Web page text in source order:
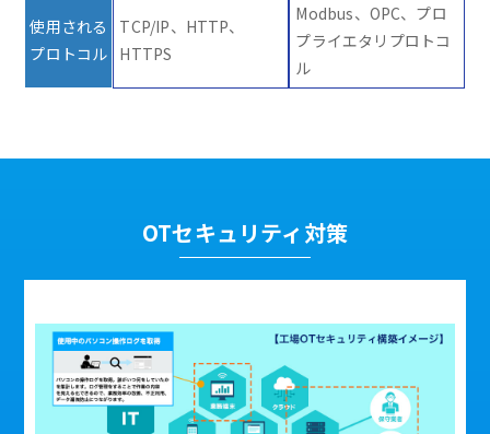
使用される
プロトコル
TCP/IP、HTTP、
HTTPS
Modbus、OPC、プロ
プライエタリプロトコ
ル
OTセキュリティ対策